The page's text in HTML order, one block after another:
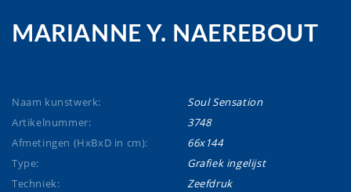
MARIANNE Y. NAEREBOUT
Naam kunstwerk:
Soul Sensation
Artikelnummer:
3748
Afmetingen (HxBxD in cm):
66x144
Type:
Grafiek ingelijst
Techniek:
Zeefdruk